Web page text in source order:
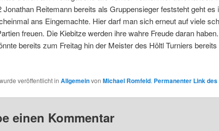
Jonathan Reitemann bereits als Gruppensieger feststeht geht es
ans Eingemachte. Hier darf man sich erneut auf viele
freuen. Die Kiebitze werden ihre wahre Freude daran
bereits zum Freitag hin der Meister des Höltl Turniers bereits
veröffentlicht in Allgemeinvon Michael Romfeld. Permanenter Link
einen Kommentar